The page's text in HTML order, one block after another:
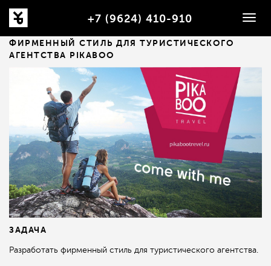
+7 (9624) 410-910
ФИРМЕННЫЙ СТИЛЬ ДЛЯ ТУРИСТИЧЕСКОГО
АГЕНТСТВА PIKABOO
ЗАДАЧА
Разработать фирменный стиль для туристического агентства.